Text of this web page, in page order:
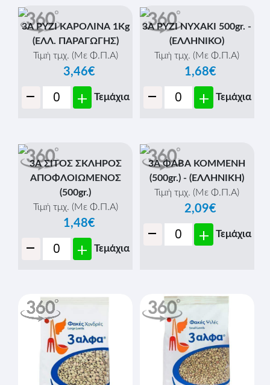
3Α ΡΥΖΙ ΚΑΡΟΛΙΝΑ 1Κg
(ΕΛΛ. ΠΑΡΑΓΩΓΗΣ)
Τιμή τμχ. (Με Φ.Π.Α)
3,46€
- + Τεμάχια
3Α ΡΥΖΙ ΝΥΧΑΚΙ 500gr. -
(ΕΛΛΗΝΙΚΟ)
Τιμή τμχ. (Με Φ.Π.Α)
1,68€
- + Τεμάχια
3Α ΣΙΤΟΣ ΣΚΛΗΡΟΣ
ΑΠΟΦΛOIΩΜΕΝΟΣ
(500gr.)
Τιμή τμχ. (Με Φ.Π.Α)
1,48€
- + Τεμάχια
3Α ΦΑΒΑ ΚΟΜΜΕΝΗ
(500gr.) - (ΕΛΛΗΝΙΚΗ)
Τιμή τμχ. (Με Φ.Π.Α)
2,09€
- + Τεμάχια